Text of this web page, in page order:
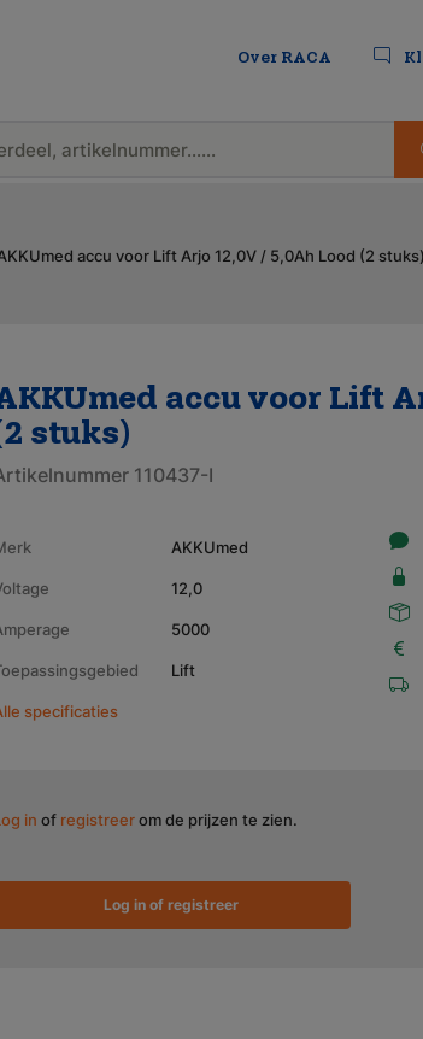
Over RACA
accu voor Lift Arjo 12,0V / 5,0Ah Lood (2 stuks)
accu voor Lift
stuks)
110437-I
AKKUmed
12,0
5000
Lift
specificaties
in of registreerom de prijzen te zien.
Log in of registreer